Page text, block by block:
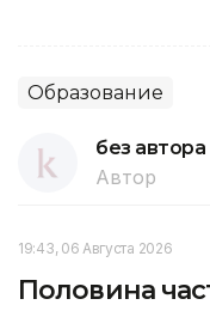
Образование
без автора
Автор
19:43, 06 Августа 2026
Половина